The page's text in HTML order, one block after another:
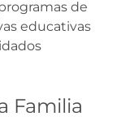
de
educativas
Familia